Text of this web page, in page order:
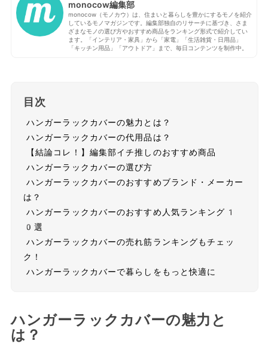
monocow編集部
monocow（モノカウ）は、住まいと暮らしを豊かにするモノを紹介
しているモノマガジンです。編集部独自のリサーチに基づき、さま
ざまなモノの選び方やおすすめ商品をランキング形式で紹介してい
ます。「インテリア・家具」から「家電」「生活雑貨・日用品」
「キッチン用品」「アウトドア」まで、毎日コンテンツを制作中。
目次
ハンガーラックカバーの魅力とは？
ハンガーラックカバーの代用品は？
【結論コレ！】編集部イチ推しのおすすめ商品
ハンガーラックカバーの選び方
ハンガーラックカバーのおすすめブランド・メーカー
は？
ハンガーラックカバーのおすすめ人気ランキング1
0選
ハンガーラックカバーの売れ筋ランキングもチェッ
ク！
ハンガーラックカバーで暮らしをもっと快適に
ハンガーラックカバーの魅力と
は？